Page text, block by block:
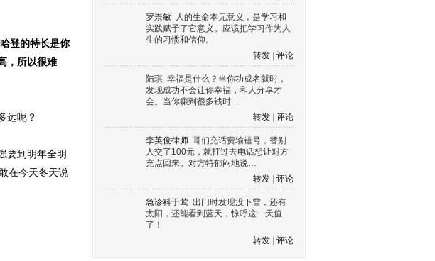
哈登的特长是你
，所以很难
远呢？
要到明年全明
在今天冬天说
罗崇敏 人的生命本无意义，是学习和
实践赋予了它意义。应该把学习作为人
生的习惯和信仰。
转发
评论
陆琪 幸福是什么？当你功成名就时，
发现成功不会让你幸福，和人分享才
会。当你赚到很多钱时…
转发
评论
李英俊律师 哥们充话费输错号，替别
人交了100元，就打过去电话想让对方
充点回来。对方特郁闷地说…
转发
评论
急诊科于莺 出门时发现没下雪，还有
太阳，还能看到蓝天，惊呼这一天值
了！
转发
评论